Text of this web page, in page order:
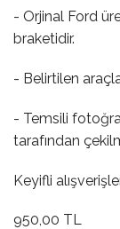
- Orjinal Ford
braketidir.
- Belirtilen
- Temsili
tarafından
Keyifli
950,00 TL